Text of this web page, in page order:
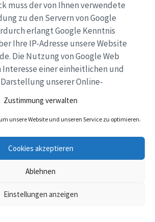
Zustimmung verwalten
unsere Website und unseren Service zu optimieren.
Cookies akzeptieren
Ablehnen
Einstellungen anzeigen
muss der von Ihnen verwendete
zu den Servern von Google
erlangt Google Kenntnis
Ihre IP-Adresse unsere Website
Die Nutzung von Google Web
einer einheitlichen und
unserer Online-
1 lit. f DSGVO dar.
Web Fonts nicht unterstützt, wird
von Ihrem Computer genutzt.
zu Google Web Fonts finden
developers.google.com/fonts/faq
von Google: